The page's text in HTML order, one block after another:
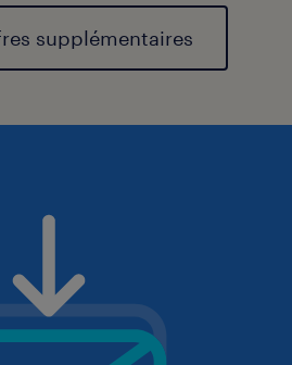
supplémentaires